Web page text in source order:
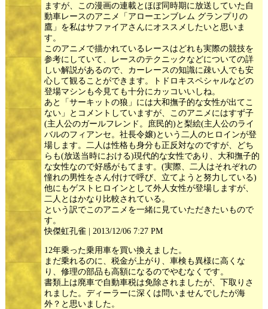
ますが、この漫画の連載とほぼ同時期に放送していた自
動車レースのアニメ「アローエンブレム グランプリの
鷹」を私はサファイアさんにオススメしたいと思いま
す。
このアニメで描かれているレースはどれも実際の競技を
参考にしていて、レースのテクニックなどについての詳
しい解説があるので、カーレースの知識に疎い人でも安
心して観ることができます。トドロキスペシャルなどの
登場マシンも今見ても十分にカッコいいしね。
あと「サーキットの狼」には大和撫子的な女性が出てこ
ない」とコメントしていますが、このアニメにはすず子
(主人公のガールフレンド。庶民的)と梨絵(主人公のライ
バルのフィアンセ。社長令嬢)という二人のヒロインが登
場します。二人は性格も身分も正反対なのですが、どち
らも(放送当時における)現代的な女性であり、大和撫子的
な女性なので好感がもてます。(実際、二人はそれぞれの
憧れの男性をさん付けで呼び、立てようと努力している)
他にもゲストヒロインとして外人女性が登場しますが、
二人とはかなり比較されている。
という訳でこのアニメを一緒に見ていただきたいもので
す。
快傑虹孔雀 | 2013/12/06 7:27 PM
12年乗った乗用車を買い換えました。
まだ乗れるのに、税金が上がり、車検も異様に高くな
り、修理の部品も高額になるのでやむなくです。
書類上は廃車で自動車税は免除されましたが、下取りさ
れました。ディーラーに深くは問いませんでしたが海
外？と思いました。